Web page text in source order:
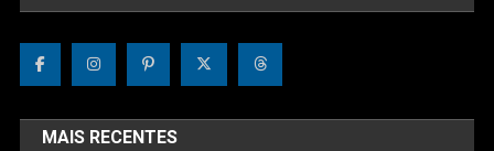
MAIS RECENTES